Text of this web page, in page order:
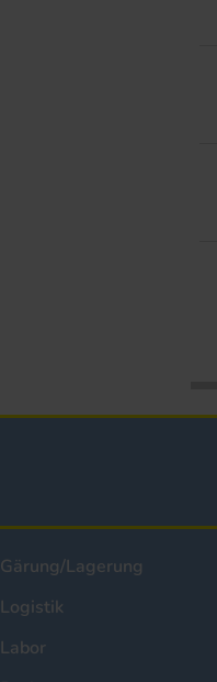
Gärung/Lagerung
Logistik
Labor